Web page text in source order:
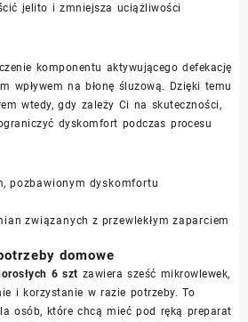
jelito i zmniejsza uciążliwości
komponentu aktywującego defekację
wpływem na błonę śluzową. Dzięki temu
wtedy, gdy zależy Ci na skuteczności,
dyskomfort podczas procesu
pozbawionym dyskomfortu
związanych z przewlekłym zaparciem
domowe
6 szt zawiera sześć mikrowlewek,
i korzystanie w razie potrzeby. To
osób, które chcą mieć pod ręką preparat